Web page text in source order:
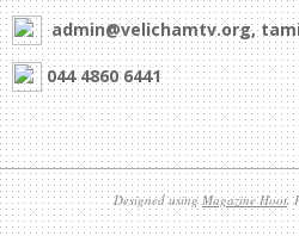
admin@velichamtv.org,
044 4860 6441
Designed using Magazine Hoot.